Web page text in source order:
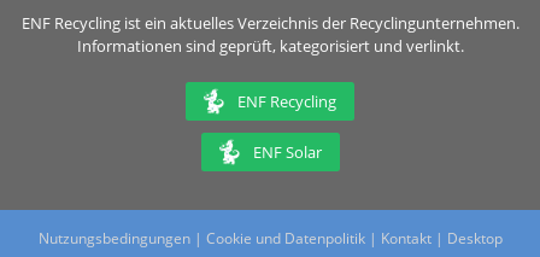
ENF Recycling ist ein aktuelles Verzeichnis der Recyclingunternehmen.
Informationen sind geprüft, kategorisiert und verlinkt.
ENF Recycling
ENF Solar
Nutzungsbedingungen| Cookie und Datenpolitik| Kontakt | Desktop